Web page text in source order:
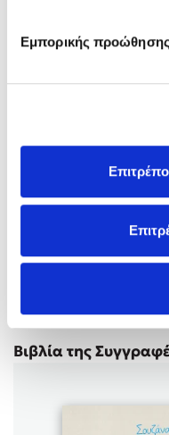
Εμπορικής προώθησης
ψυχοθεραπεύτρια.
Ερευνητική Ψυχολογία
(Ιταλία). Ολοκλήρωσε
Θεραπεία της
στην Ψυχική Υγεία
ετών στο πλάι του
Δες
Βιβλία της